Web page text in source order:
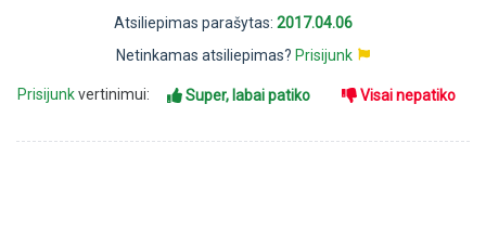
Atsiliepimas parašytas: 2017.04.06
Netinkamas atsiliepimas? Prisijunk
Prisijunkvertinimui: Super, labai patiko Visai nepatiko